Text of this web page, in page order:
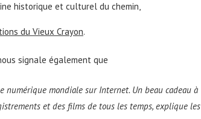
historique et culturel du chemin,
du Vieux Crayon.
signale également que
numérique mondiale sur Internet. Un beau cadeau à
et des films de tous les temps, explique les